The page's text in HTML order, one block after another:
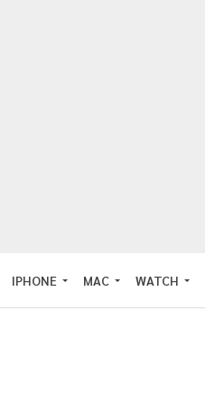
IPHONE MAC WATCH